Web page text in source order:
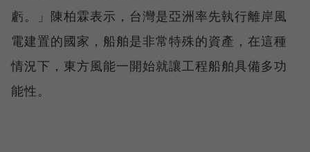
虧。」陳柏霖表示，台灣是亞洲率先執行離岸風
電建置的國家，船舶是非常特殊的資產，在這種
情況下，東方風能一開始就讓工程船舶具備多功
能性。